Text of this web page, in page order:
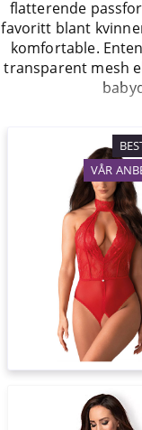
flatterende
favoritt blant
komfortable.
transparent mesh
VÅR